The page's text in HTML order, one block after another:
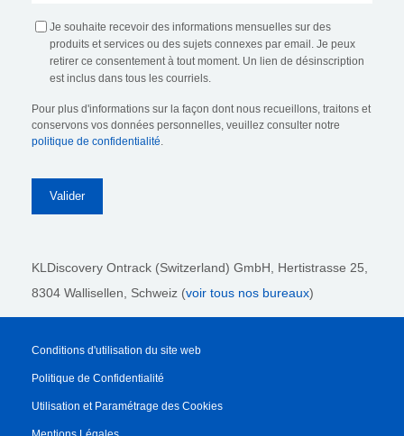
Je souhaite recevoir des informations mensuelles sur des
produits et services ou des sujets connexes par email. Je peux
retirer ce consentement à tout moment. Un lien de désinscription
est inclus dans tous les courriels.
Pour plus d'informations sur la façon dont nous recueillons, traitons et
conservons vos données personnelles, veuillez consulter notre
politique de confidentialité.
KLDiscovery Ontrack (Switzerland) GmbH, Hertistrasse 25,
8304 Wallisellen, Schweiz (voir tous nos bureaux)
Conditions d'utilisation du site web
Politique de Confidentialité
Utilisation et Paramétrage des Cookies